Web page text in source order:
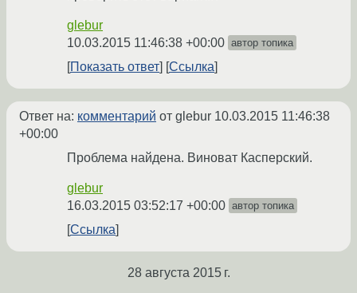
glebur
10.03.2015 11:46:38 +00:00 автор топика
Показать ответ Ссылка
Ответ на: комментарий от glebur 10.03.2015 11:46:38
+00:00
Проблема найдена. Виноват Касперский.
glebur
16.03.2015 03:52:17 +00:00 автор топика
Ссылка
28 августа 2015 г.